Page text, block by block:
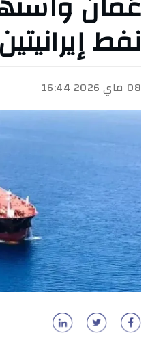
نفط إيرانيتين
08 ماي 2026 16:44